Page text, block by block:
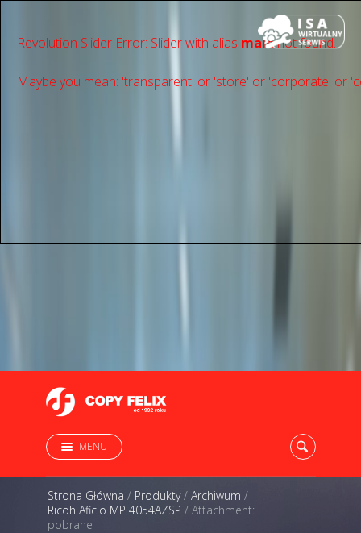
Revolution Slider Error: Slider with alias mainnot found.
Maybe you mean: 'transparent' or 'store' or 'сorporate' or
MENU
Strona Główna / Produkty/ Archiwum /
Ricoh Aficio MP 4054AZSP / Attachment:
pobrane